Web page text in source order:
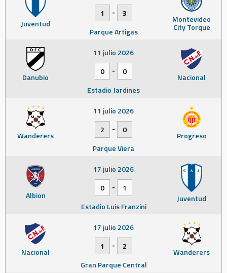
Juventud Montevideo
City Torque
1
-
3
Parque Artigas
Danubio Nacional
11 julio 2026
0
-
0
Estadio Jardines
Wanderers Progreso
11 julio 2026
2
-
0
Parque Viera
Albion Juventud
17 julio 2026
0
-
1
Estadio Luis Franzini
Nacional Wanderers
17 julio 2026
1
-
2
Gran Parque Central